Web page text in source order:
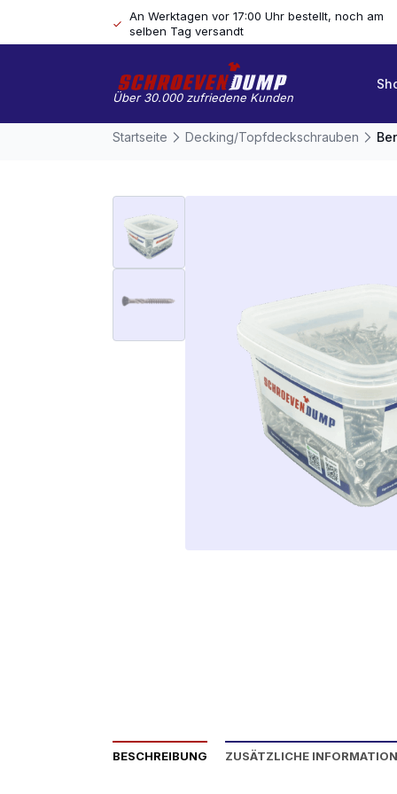
An Werktagen vor 17:00 Uhr bestellt, noch am
selben Tag versandt
Über 30.000 zufriedene Kunden
Startseite Decking/Topfdeckschrauben
BESCHREIBUNG ZUSÄTZLICHE